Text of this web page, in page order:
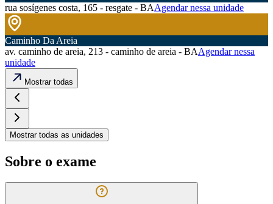
rua sosígenes costa, 165 - resgate - BAAgendar nessa unidade
Caminho Da Areia
av. caminho de areia, 213 - caminho de areia - BAAgendar nessa
unidade
Mostrar todas
Mostrar todas as unidades
Sobre o exame